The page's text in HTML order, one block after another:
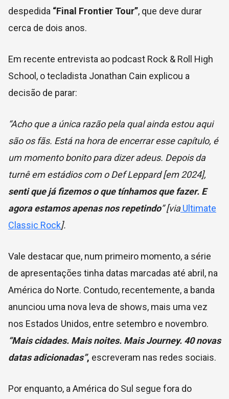
despedida “Final Frontier Tour”, que deve durar
cerca de dois anos.
Em recente entrevista ao podcast Rock & Roll High
School, o tecladista Jonathan Cain explicou a
decisão de parar:
“Acho que a única razão pela qual ainda estou aqui
são os fãs. Está na hora de encerrar esse capítulo, é
um momento bonito para dizer adeus. Depois da
turnê em estádios com o Def Leppard [em 2024],
senti que já fizemos o que tínhamos que fazer. E
agora estamos apenas nos repetindo” [viaUltimate
Classic Rock].
Vale destacar que, num primeiro momento, a série
de apresentações tinha datas marcadas até abril, na
América do Norte. Contudo, recentemente, a banda
anunciou uma nova leva de shows, mais uma vez
nos Estados Unidos, entre setembro e novembro.
“Mais cidades. Mais noites. Mais Journey. 40 novas
datas adicionadas”, escreveram nas redes sociais.
Por enquanto, a América do Sul segue fora do